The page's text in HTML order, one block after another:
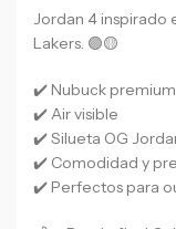
Jordan 4 inspirado
Lakers. 🟣🟡
✔️ Nubuck premium
✔️ Air visible
✔️ Silueta OG
✔️ Comodidad y
✔️ Perfectos para